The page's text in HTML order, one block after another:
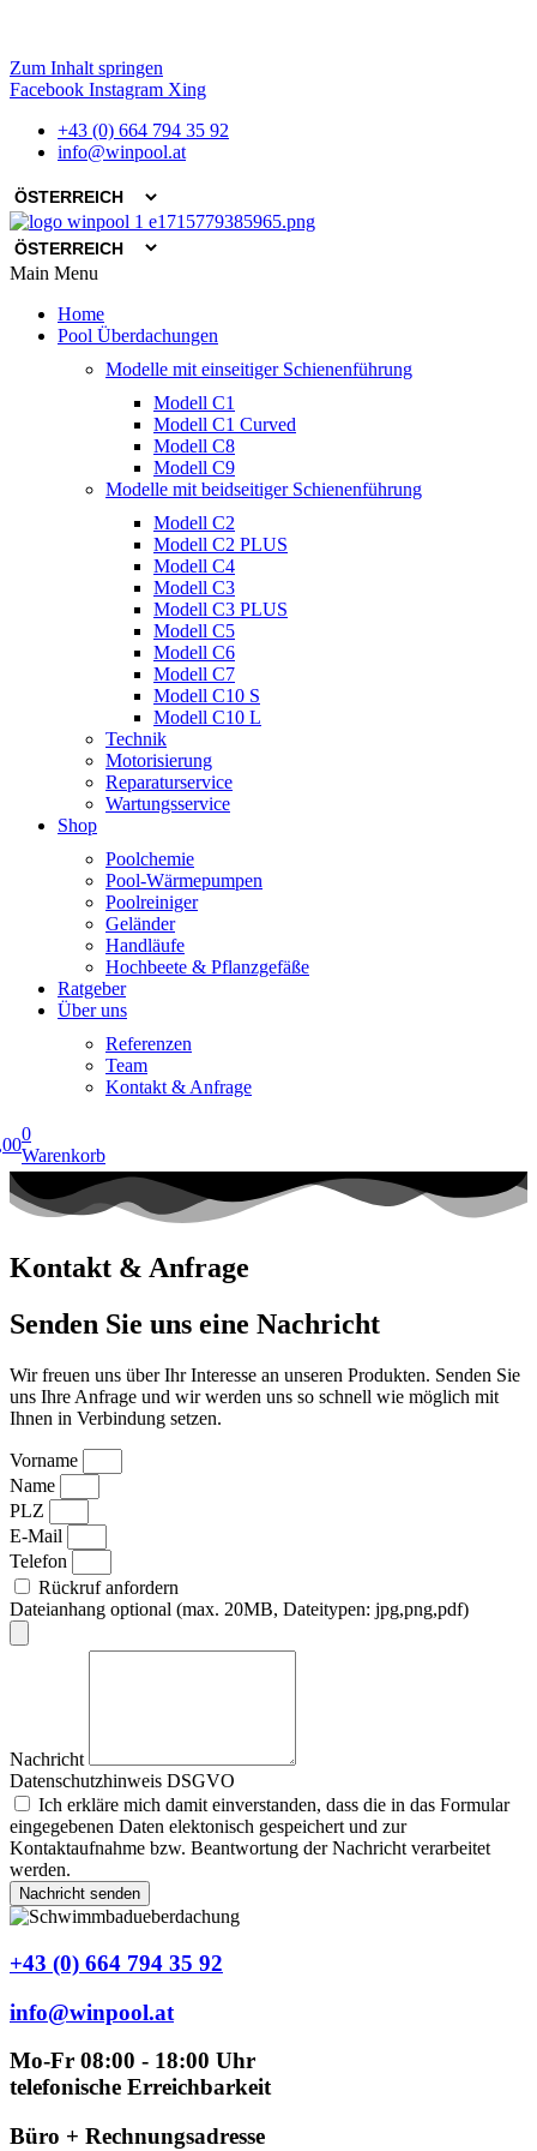
Zum Inhalt springen
Facebook Instagram Xing
+43 (0) 664 794 35 92
info@winpool.at
Main Menu
Home
Pool Überdachungen
Modelle mit einseitiger Schienenführung
Modell C1
Modell C1 Curved
Modell C8
Modell C9
Modelle mit beidseitiger Schienenführung
Modell C2
Modell C2 PLUS
Modell C4
Modell C3
Modell C3 PLUS
Modell C5
Modell C6
Modell C7
Modell C10 S
Modell C10 L
Technik
Motorisierung
Reparaturservice
Wartungsservice
Shop
Poolchemie
Pool-Wärmepumpen
Poolreiniger
Geländer
Handläufe
Hochbeete & Pflanzgefäße
Ratgeber
Über uns
Referenzen
Team
Kontakt & Anfrage
0
Warenkorb
Kontakt & Anfrage
Senden Sie uns eine Nachricht
Wir freuen uns über Ihr Interesse an unseren Produkten. Senden Sie
uns Ihre Anfrage und wir werden uns so schnell wie möglich mit
Ihnen in Verbindung setzen.
Vorname
Name
PLZ
E-Mail
Telefon
Rückruf anfordern
Dateianhang optional (max. 20MB, Dateitypen: jpg,png,pdf)
Nachricht
Datenschutzhinweis DSGVO
Ich erkläre mich damit einverstanden, dass die in das Formular
eingegebenen Daten elektonisch gespeichert und zur
Kontaktaufnahme bzw. Beantwortung der Nachricht verarbeitet
werden.
Nachricht senden
+43 (0) 664 794 35 92
info@winpool.at
Mo-Fr 08:00 - 18:00 Uhr
telefonische Erreichbarkeit
Büro + Rechnungsadresse